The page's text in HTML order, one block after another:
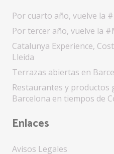
Por cuarto año, vuelve la
Por tercer año, vuelve la
Catalunya Experience,
Lleida
Terrazas abiertas en
Restaurantes y productos
Barcelona en tiempos de
Enlaces
Avisos Legales